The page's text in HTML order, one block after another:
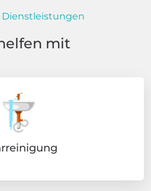
mit